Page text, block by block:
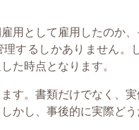
用として雇用したのか
するしかありません
た時点となります。
す。書類だけでなく、
かし、事後的に実際ど